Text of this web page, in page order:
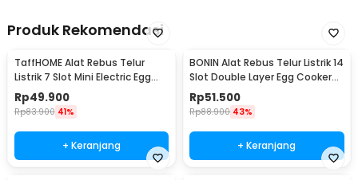
Produk Rekomendasi
TaffHOME Alat Rebus Telur
Listrik 7 Slot Mini Electric Egg
Cooker 350W - YS-203
Rp49.900
Rp83.900 41%
+ Keranjang
BONIN Alat Rebus Telur Listrik 14
Slot Double Layer Egg Cooker
350W - ZY-30
Rp51.500
Rp88.900 43%
+ Keranjang